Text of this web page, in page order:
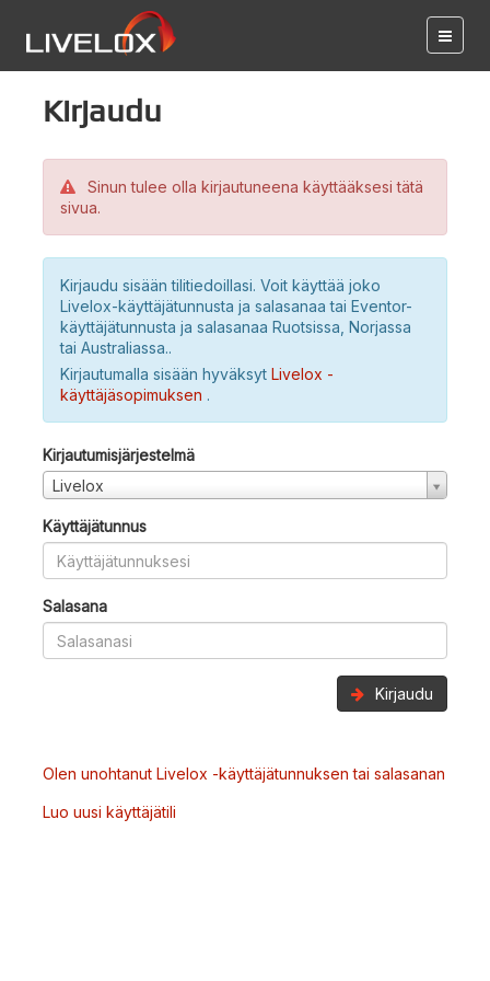
Kirjaudu
Sinun tulee olla kirjautuneena käyttääksesi tätä
sivua.
Kirjaudu sisään tilitiedoillasi. Voit käyttää joko
Livelox-käyttäjätunnusta ja salasanaa tai Eventor-
käyttäjätunnusta ja salasanaa Ruotsissa, Norjassa
tai Australiassa..
Kirjautumalla sisään hyväksyt Livelox -
käyttäjäsopimuksen .
Kirjautumisjärjestelmä
Livelox
Käyttäjätunnus
Salasana
Kirjaudu
Olen unohtanut Livelox -käyttäjätunnuksen tai salasanan
Luo uusi käyttäjätili